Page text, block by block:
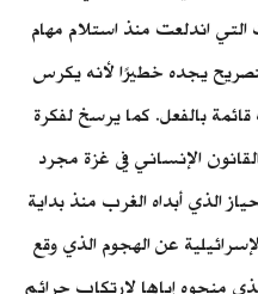
اندلعت منذ استلام مهام
لهذا التصريح يجده خطيرًا لأنه يكرس
بالفعل. كما يرسخ لفكرة
الإنساني في غزة مجرد
الذي أبداه الغرب منذ بداية
عن الهجوم الذي وقع
الأخضر الذي منحوه إياها لارتكاب جرائم